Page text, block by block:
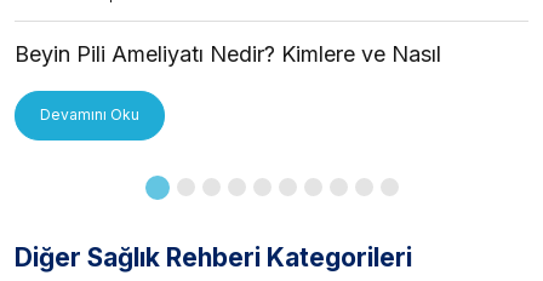
Beyin Pili Ameliyatı Nedir? Kimlere ve Nasıl
Devamını Oku
Diğer Sağlık Rehberi Kategorileri